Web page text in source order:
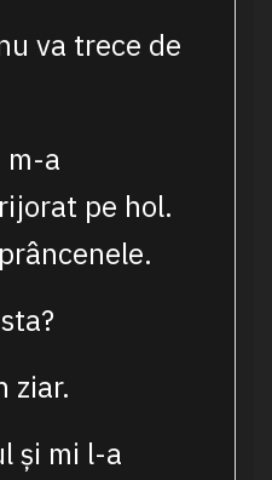
va trece de
m-a
pe hol.
ziar.
și mi l-a